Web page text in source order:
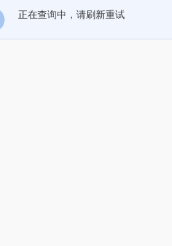
正在查询中，请刷新重试